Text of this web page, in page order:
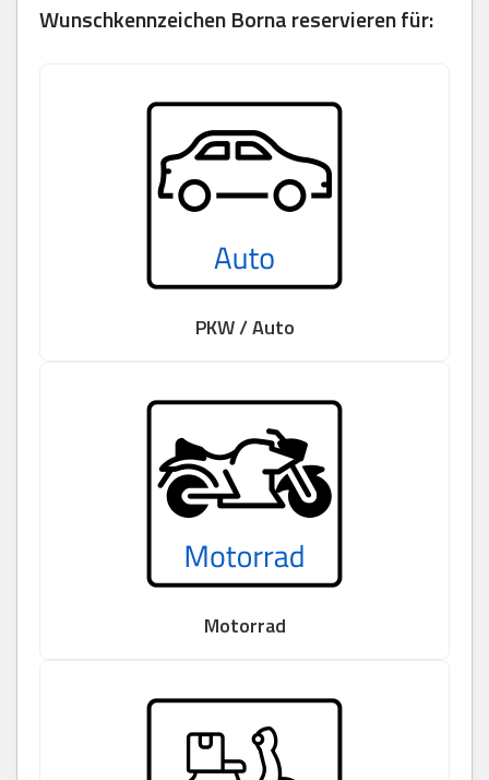
Wunschkennzeichen Borna reservieren für:
PKW / Auto
Motorrad